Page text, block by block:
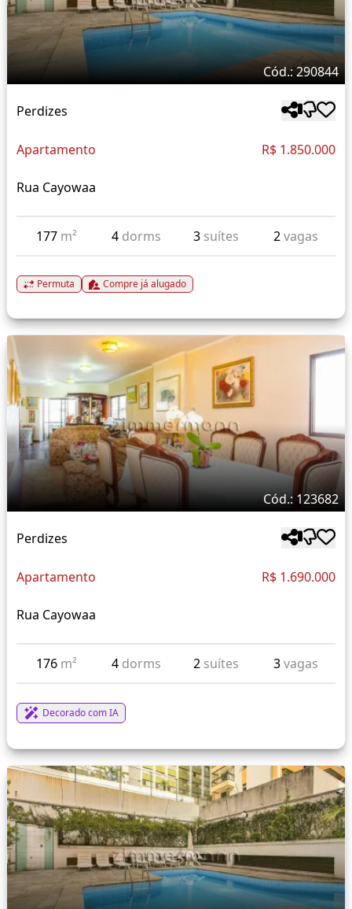
Cód.: 290844
Perdizes
Apartamento R$ 1.850.000
Rua Cayowaa
177 m² 4 dorms 3 suítes 2vagas
Permuta Compre já alugado
Cód.: 123682
Perdizes
Apartamento R$ 1.690.000
Rua Cayowaa
176 m² 4 dorms 2 suítes 3vagas
Decorado com IA